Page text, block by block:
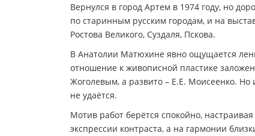
Вернулся в город Артем в 1974 году, но
по старинным русским городам, и на
Ростова Великого, Суздаля, Пскова.
В Анатолии Матюхине явно ощущается
отношение к живописной пластике
Жоголевым, а развито – Е.Е. Моисеенко. Но
не удаётся.
Мотив работ берётся спокойно,
экспрессии контраста, а на гармонии